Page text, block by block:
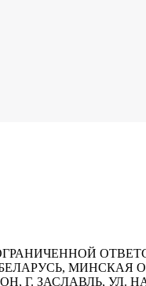
БЕЛАРУСЬ, МИНСКАЯ
Г. ЗАСЛАВЛЬ, УЛ.